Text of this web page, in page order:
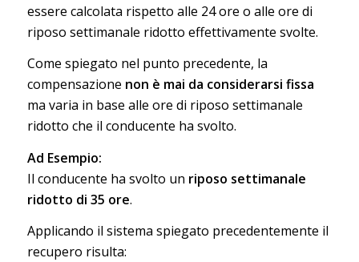
essere calcolata rispetto alle 24 ore o alle ore di
riposo settimanale ridotto effettivamente svolte.
Come spiegato nel punto precedente, la
compensazione non è mai da considerarsi fissa
ma varia in base alle ore di riposo settimanale
ridotto che il conducente ha svolto.
Ad Esempio:
Il conducente ha svolto un riposo settimanale
ridotto di 35 ore.
Applicando il sistema spiegato precedentemente il
recupero risulta: